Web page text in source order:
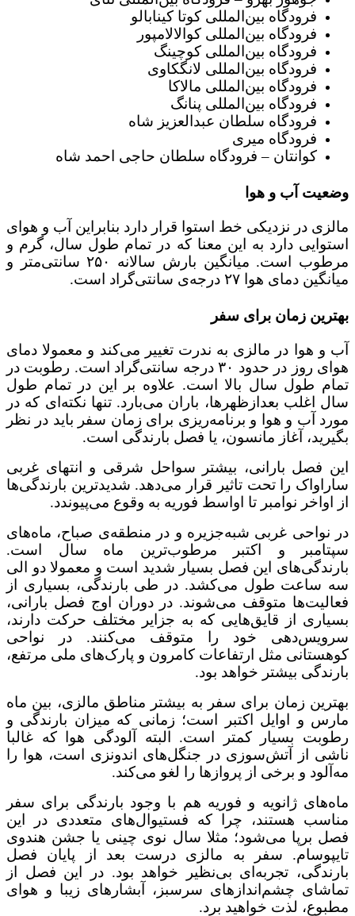
فرودگاه بین‌المللی کوتا کینابالو
فرودگاه بین‌المللی کوالالامپور
فرودگاه بین‌المللی کوچینگ
فرودگاه بین‌المللی لانگکاوی
فرودگاه بین‌المللی مالاکا
فرودگاه بین‌المللی پنانگ
فرودگاه سلطان عبدالعزیز شاه
فرودگاه میری
کوانتان – فرودگاه سلطان حاجی احمد شاه
وضعیت آب‌ و‌ هوا
مالزی در نزدیکی خط استوا قرار دارد بنابراین آب و هوای
استوایی دارد به این معنا که در تمام طول سال، گرم و
مرطوب است. میانگین بارش سالانه‌ ۲۵۰ سانتی‌متر و
میانگین دمای هوا ۲۷ درجه‌ی سانتی‌گراد است.
بهترین زمان برای سفر
آب و هوا در مالزی به ندرت تغییر می‌کند و معمولا دمای
هوای روز در حدود ۳۰ درجه سانتی‌گراد است. رطوبت در
تمام طول سال بالا است. علاوه بر این در تمام طول
سال اغلب بعدازظهرها، باران می‌بارد. تنها نکته‌ای که در
مورد آب و هوا و برنامه‌ریزی برای زمان سفر باید در نظر
بگیرید، آغاز مانسون، یا فصل بارندگی است.
این فصل بارانی، بیشتر سواحل شرقی و انتهای غربی
ساراواک را تحت تاثیر قرار می‌دهد. شدیدترین بارندگی‌ها
از اواخر نوامبر تا اواسط فوریه به وقوع می‌پیوندد.
در نواحی غربی شبه‌جزیره و در منطقه‌ی صباح، ماه‌های
سپتامبر و اکتبر مرطوب‌ترین ماه سال است.
بارندگی‌های این فصل بسیار شدید است و معمولا دو الی
سه ساعت طول می‌کشد. در طی بارندگی، بسیاری از
فعالیت‌ها متوقف می‌شوند. در دوران اوج فصل بارانی،
بسیاری از قایق‌هایی که به جزایر مختلف حرکت دارند،
سرویس‌دهی خود را متوقف می‌کنند. در نواحی
کوهستانی مثل ارتفاعات کامرون و پارک‌های ملی مرتفع،
بارندگی بیشتر خواهد بود.
بهترین زمان برای سفر به بیشتر مناطق مالزی، بین ماه
مارس و اوایل اکتبر است؛ زمانی که میزان بارندگی و
رطوبت بسیار کمتر است. البته آلودگی هوا که غالبا
ناشی از آتش‌سوزی در جنگل‌های اندونزی است، هوا را
مه‌آلود و برخی از پروازها را لغو می‌کند.
ماه‌های ژانویه و فوریه هم با وجود بارندگی برای سفر
مناسب هستند، چرا که فستیوال‌های متعددی در این
فصل برپا می‌شود؛ مثلا سال نوی چینی یا جشن هندوی
تایپوسام. سفر به مالزی درست بعد از پایان فصل
بارندگی، تجربه‌ای بی‌نظیر خواهد بود. در این فصل از
تماشای چشم‌اندازهای سرسبز، آبشارهای زیبا و هوای
مطبوع، لذت خواهید برد.